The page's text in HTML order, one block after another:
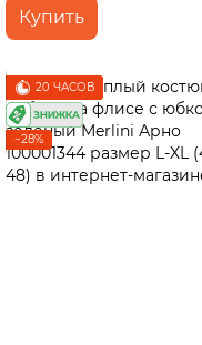
Купить
20 ЧАСОВ
−28%